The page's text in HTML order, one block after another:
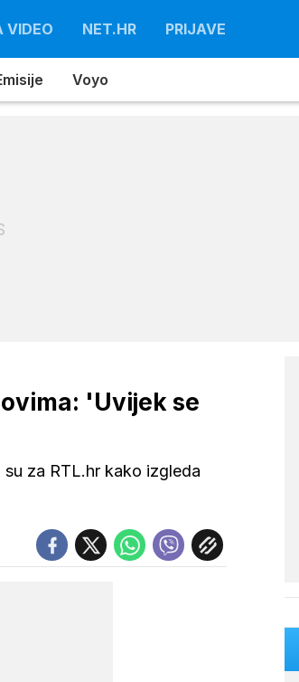
VIDEO NET.HR PRIJAVE
Voyo
'Uvijek se
za RTL.hr kako izgleda